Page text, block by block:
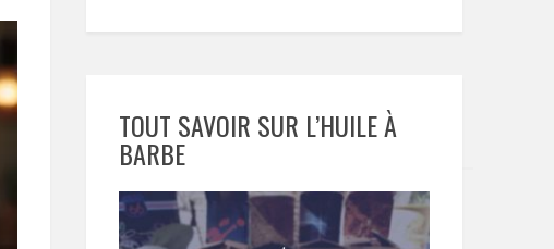
TOUT SAVOIR SUR L’HUILE À
BARBE